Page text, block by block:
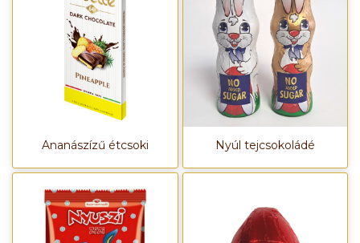
Ananászízű étcsoki Nyúl tejcsokoládé